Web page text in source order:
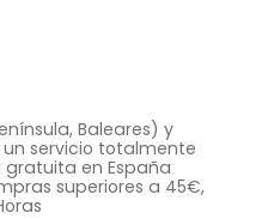
Baleares) y
servicio totalmente
en España
superiores a 45€,